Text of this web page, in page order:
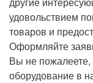
удовольствием
товаров и
Оформляйте
Вы не
оборудование в